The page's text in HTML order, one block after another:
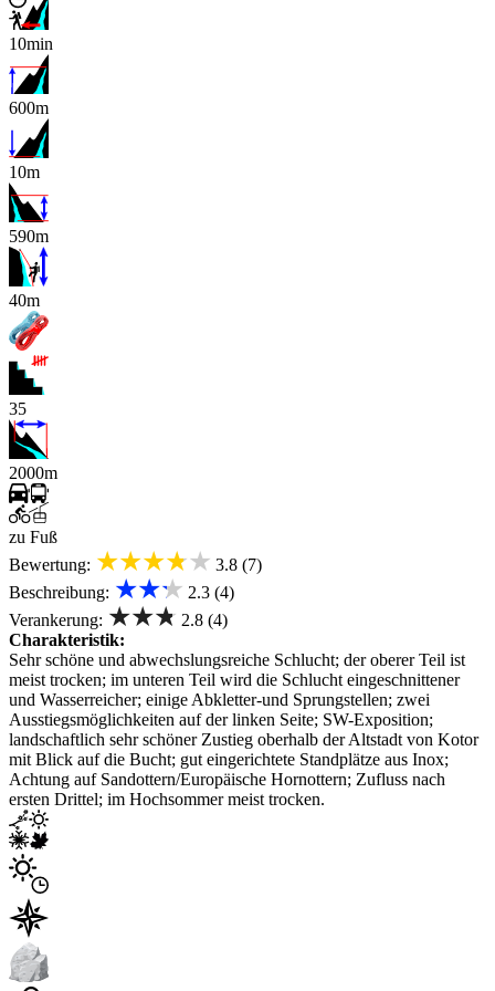
10min
600m
10m
590m
x
40m
35
2000m
zu Fuß
Bewertung: ★★★★★ 3.8 (7)
Beschreibung: ★★★ 2.3 (4)
Verankerung: ★★★ 2.8 (4)
Charakteristik:
Sehr schöne und abwechslungsreiche Schlucht; der oberer Teil ist
meist trocken; im unteren Teil wird die Schlucht eingeschnittener
und Wasserreicher; einige Abkletter-und Sprungstellen; zwei
Ausstiegsmöglichkeiten auf der linken Seite; SW-Exposition;
landschaftlich sehr schöner Zustieg oberhalb der Altstadt von Kotor
mit Blick auf die Bucht; gut eingerichtete Standplätze aus Inox;
Achtung auf Sandottern/Europäische Hornottern; Zufluss nach
ersten Drittel; im Hochsommer meist trocken.